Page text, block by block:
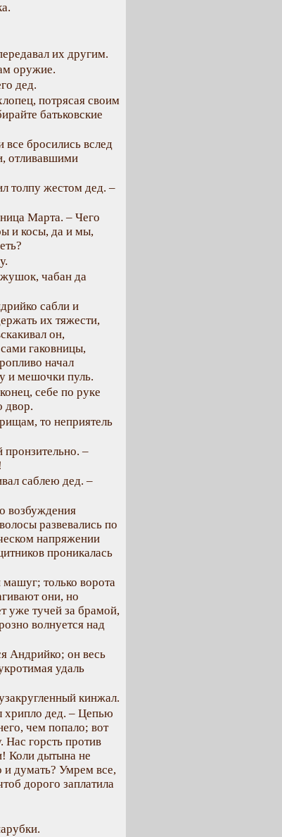
их другим.
оружие.
дед.
потрясая своим
батьковские
все бросились вслед
отливавшими
толпу жестом дед. –
Марта. – Чего
и косы, да и мы,
чабан да
сабли и
их тяжести,
он,
гаковницы,
начал
и мешочки пуль.
себе по руке
двор.
то неприятель
–
саблею дед. –
возбуждения
развевались по
напряжении
проникалась
только ворота
они, но
уже тучей за брамой,
волнуется над
Андрийко; он весь
удаль
кинжал.
хрипло дед. – Цепью
чем попало; вот
горсть против
Коли дытына не
и думать? Умрем все,
дорого заплатила